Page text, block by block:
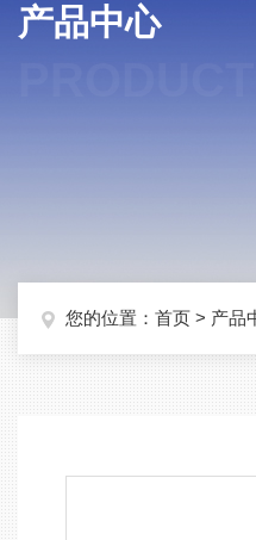
产品中心
您的位置： 首页 > 产品